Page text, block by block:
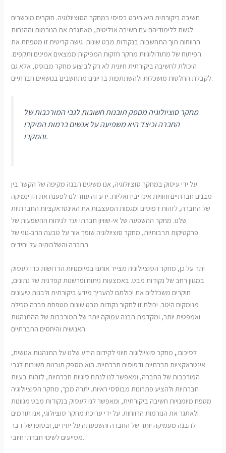
חשיבה ביקורתית היא היבט בסיסי במחקר הסוציולוגיה. חוקרים מוכשרים
לגשת ללימודיהם עם חשיבה אנליטית, מאתגרת את הנורמות וההנחות
הרווחות תוך התחשבות בנקודות מבט שונות. גישה קריטית זו מטפחת את
הפיתוח של מתודולוגיות מחקר חזקות המפיקות ממצאים אמינים ותקפים.
היכולת לחשיבה ביקורתית חיונית לא רק לביצוע מחקר מבוסס, אלא גם
לקבלת החלטות מושכלות ולהשתתפות בדיונים מתחשבים בנושאים חברתיים.
מחקר סוציולוגיה מספק תובנות חשובות לגבי המורכבות של
החברה וכיצד היא משפיעה על אנשים ברמות המיקרו
והמקרו.
על ידי עיסוק במחקר סוציולוגיה, אנו משיגים הבנה מקיפה של הקשר בין
מבנים חברתיים וחוויות אינדיבידואליות. ידע זה עוזר לנו לפענח את הדינמיקה
של החברה, לזהות דפוסים ומגמות המעצבות את האינטראקציות החברתיות
שלנו. מחקר ההשפעה של אי-שוויון חברתי ועד לניתוח ההשפעות של
פרקטיקות תרבותיות, מחקר סוציולוגיה שופך אור על טבעה הרב-גוני של
החברה והשלכותיה על יחידים.
יתר על כן, מחקר הסוציולוגיה מצייד אותנו במיומנויות הדרושות כדי לעסוק
במגוון רחב של נקודות מבט. באמצעות ניתוח ופרשנות קפדנית של נתונים,
חוקרים משכללים את יכולתם להעריך מידע ביקורתית ולבנות טיעונים
מנומקים היטב. יכולת זו לחקור נקודות מבט שונות מטפחת חברה מכילה
ואמפטית יותר, ומקדמת הבנה עמוקה יותר של המורכבות של ההתנהגות
האנושית והיחסים החברתיים.
לסיכום , מחקר סוציולוגיה חיוני לקידום הידע שלנו על התנהגות אנושית,
אינטראקציות חברתיות ודפוסים חברתיים. הוא מספק תובנות חשובות לגבי
המורכבות של החברה, ומאפשר לנו לנתח סוגיות חברתיות, לזהות בעיות
חברתיות ולהציע פתרונות מבוססי ראיות. יתרה מכך, מחקר הסוציולוגיה
מטפח מיומנויות חשיבה ביקורתית, ומאפשר לנו לעסוק בנקודות מבט מגוונות
ולאתגר את הנורמות הרווחות. על ידי עריכת מחקר סוציולוגי, אנו תורמים
להבנה מעמיקה יותר של החברה והשפעתה על יחידים, ובסופו של דבר
מסייעים לשינוי חברתי חיובי.